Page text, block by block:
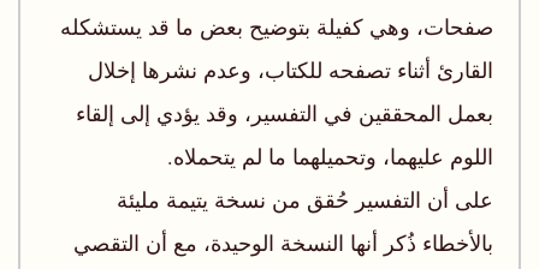
صفحات، وهي كفيلة بتوضيح بعض ما قد يستشكله
القارئ أثناء تصفحه للكتاب، وعدم نشرها إخلال
بعمل المحققين في التفسير، وقد يؤدي إلى إلقاء
اللوم عليهما، وتحميلهما ما لم يتحملاه.
على أن التفسير حُقق من نسخة يتيمة مليئة
بالأخطاء ذُكر أنها النسخة الوحيدة، مع أن التقصي